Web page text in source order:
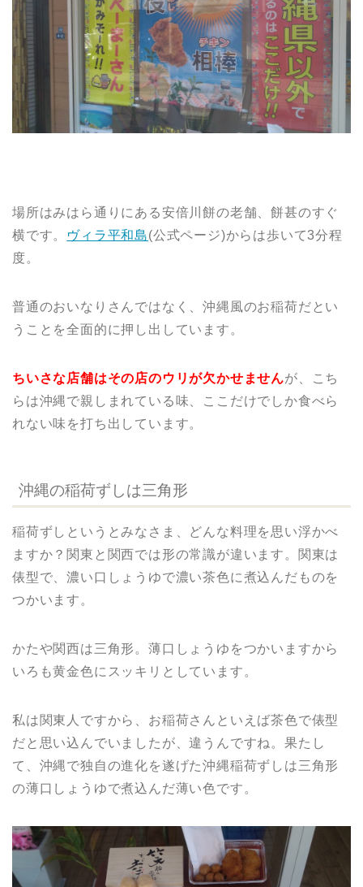
場所はみはら通りにある安倍川餅の老舗、餅甚のすぐ
横です。
ヴィラ平和島(公式ページ)からは歩いて3分程
度。
普通のおいなりさんではなく、沖縄風のお稲荷だとい
うことを全面的に押し出しています。
ちいさな店舗はその店のウリが欠かせませんが、こち
らは沖縄で親しまれている味、ここだけでしか食べら
れない味を打ち出しています。
沖縄の稲荷ずしは三角形
稲荷ずしというとみなさま、どんな料理を思い浮かべ
ますか？関東と関西では形の常識が違います。関東は
俵型で、濃い口しょうゆで濃い茶色に煮込んだものを
つかいます。
かたや関西は三角形。薄口しょうゆをつかいますから
いろも黄金色にスッキリとしています。
私は関東人ですから、お稲荷さんといえば茶色で俵型
だと思い込んでいましたが、違うんですね。果たし
て、沖縄で独自の進化を遂げた沖縄稲荷ずしは三角形
の薄口しょうゆで煮込んだ薄い色です。